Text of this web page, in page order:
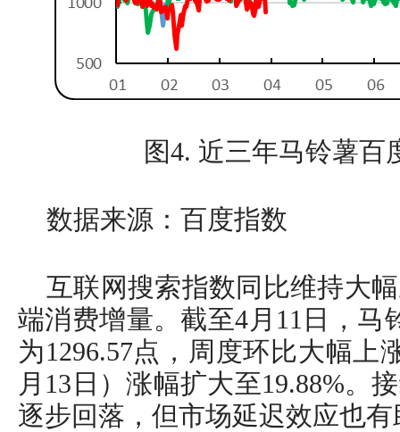
图4. 近三年马铃薯百
数据来源：百度指数
互联网搜索指数同比维持大
端消费增量。截至4月11日，马
为1296.57点，周度环比大幅上
月13日）涨幅扩大至19.88%。
逐步回落，但市场延迟效应也